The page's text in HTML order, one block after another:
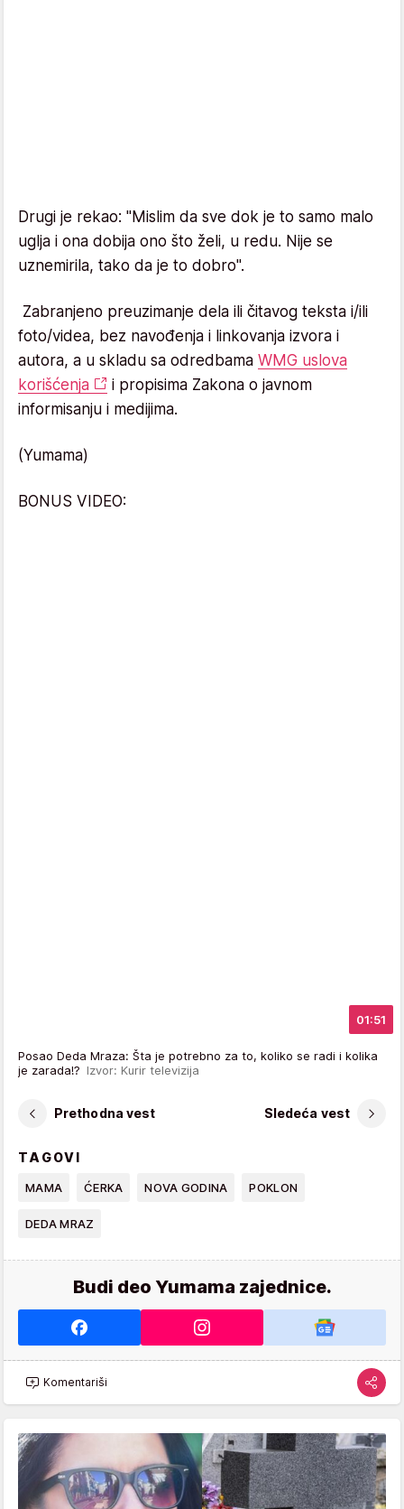
Drugi je rekao: "Mislim da sve dok je to samo malo
uglja i ona dobija ono što želi, u redu. Nije se
uznemirila, tako da je to dobro".
Zabranjeno preuzimanje dela ili čitavog teksta i/ili
foto/videa, bez navođenja i linkovanja izvora i
autora, a u skladu sa odredbama WMG uslova
korišćenja
i propisima Zakona o javnom
informisanju i medijima.
(Yumama)
BONUS VIDEO:
01:51
Posao Deda Mraza: Šta je potrebno za to, koliko se radi i kolika
je zarada!? Izvor: Kurir televizija
Prethodna vest Sledeća vest
TAGOVI
MAMA ĆERKA NOVA GODINA POKLON
DEDA MRAZ
Budi deo Yumama zajednice.
Komentariši